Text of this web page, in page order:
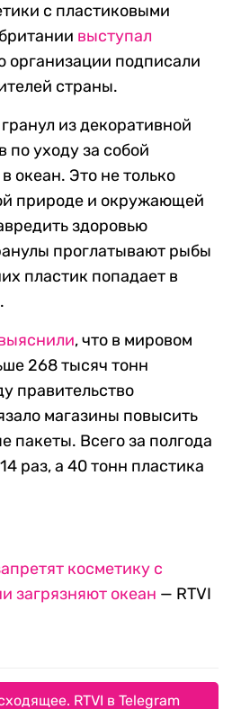
с пластиковыми
выступал
подписали
страны.
из декоративной
по уходу за собой
океан. Это не только
природе и окружающей
здоровью
проглатывают рыбы
пластик попадает в
, что в мировом
268 тысяч тонн
правительство
магазины повысить
пакеты. Всего за полгода
раз, а 40 тонн пластика
косметику с
загрязняют океан — RTVI
RTVI в Telegram